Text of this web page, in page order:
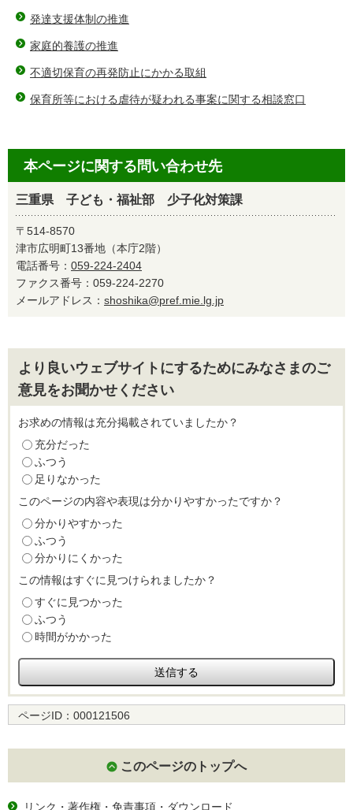
発達支援体制の推進
家庭的養護の推進
不適切保育の再発防止にかかる取組
保育所等における虐待が疑われる事案に関する相談窓口
本ページに関する問い合わせ先
三重県 子ども・福祉部 少子化対策課
〒514-8570
津市広明町13番地（本庁2階）
電話番号： 059-224-2404
ファクス番号：059-224-2270
メールアドレス： shoshika@pref.mie.lg.jp
より良いウェブサイトにするためにみなさまのご
意見をお聞かせください
お求めの情報は充分掲載されていましたか？
充分だった
ふつう
足りなかった
このページの内容や表現は分かりやすかったですか？
分かりやすかった
ふつう
分かりにくかった
この情報はすぐに見つけられましたか？
すぐに見つかった
ふつう
時間がかかった
ページID： 000121506
このページのトップへ
リンク・著作権・免責事項・ダウンロード